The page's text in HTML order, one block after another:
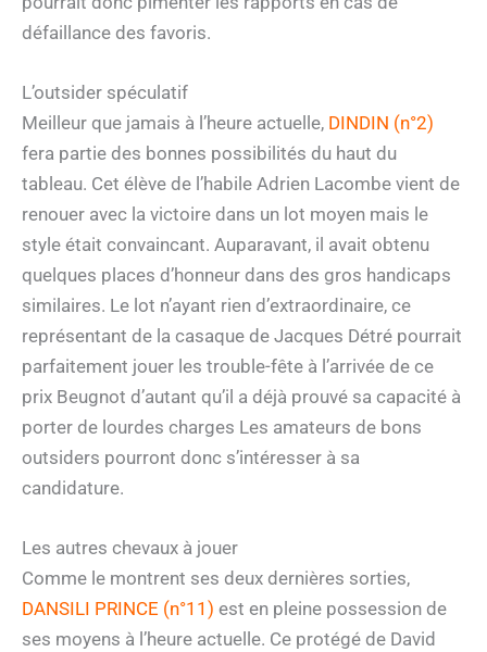
défaillance des favoris.
L’outsider spéculatif
Meilleur que jamais à l’heure actuelle, DINDIN (n°2)
fera partie des bonnes possibilités du haut du
tableau. Cet élève de l’habile Adrien Lacombe vient de
renouer avec la victoire dans un lot moyen mais le
style était convaincant. Auparavant, il avait obtenu
quelques places d’honneur dans des gros handicaps
similaires. Le lot n’ayant rien d’extraordinaire, ce
représentant de la casaque de Jacques Détré pourrait
parfaitement jouer les trouble-fête à l’arrivée de ce
prix Beugnot d’autant qu’il a déjà prouvé sa capacité à
porter de lourdes charges Les amateurs de bons
outsiders pourront donc s’intéresser à sa
candidature.
Les autres chevaux à jouer
Comme le montrent ses deux dernières sorties,
DANSILI PRINCE (n°11) est en pleine possession de
ses moyens à l’heure actuelle. Ce protégé de David